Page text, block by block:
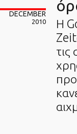
DECEMBER
2010
Η